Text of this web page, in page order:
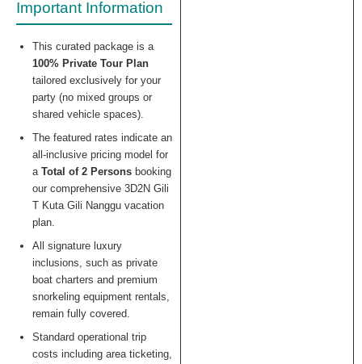
Important Information
This curated package is a
100% Private Tour Plan
tailored exclusively for your
party (no mixed groups or
shared vehicle spaces).
The featured rates indicate an
all-inclusive pricing model for
a Total of 2 Persons booking
our comprehensive 3D2N Gili
T Kuta Gili Nanggu vacation
plan.
All signature luxury
inclusions, such as private
boat charters and premium
snorkeling equipment rentals,
remain fully covered.
Standard operational trip
costs including area ticketing,